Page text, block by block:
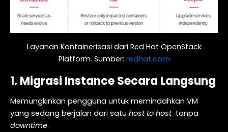
Layanan Kontainerisasi dari Red Hat OpenStack
Platform. Sumber: redhat.com
1. Migrasi Instance Secara Langsung
Memungkinkan pengguna untuk memindahkan VM
yang sedang berjalan dari satu host to hosttanpa
downtime.